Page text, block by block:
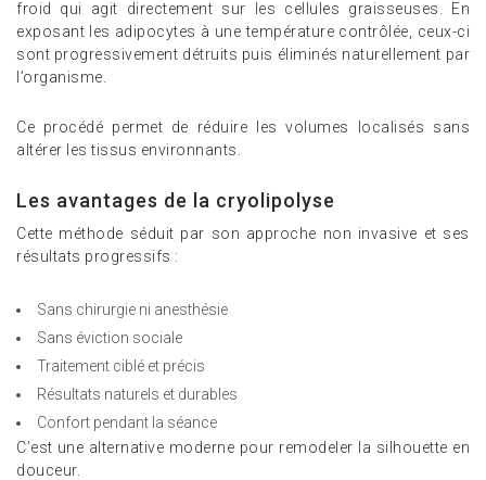
froid qui agit directement sur les cellules graisseuses. En
exposant les adipocytes à une température contrôlée, ceux-ci
sont progressivement détruits puis éliminés naturellement par
l’organisme.
Ce procédé permet de réduire les volumes localisés sans
altérer les tissus environnants.
Les avantages de la cryolipolyse
Cette méthode séduit par son approche non invasive et ses
résultats progressifs :
Sans chirurgie ni anesthésie
Sans éviction sociale
Traitement ciblé et précis
Résultats naturels et durables
Confort pendant la séance
C’est une alternative moderne pour remodeler la silhouette en
douceur.